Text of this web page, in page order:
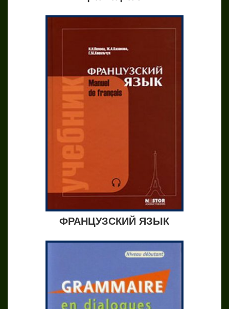
ФРАНЦУЗСКИЙ ЯЗЫК